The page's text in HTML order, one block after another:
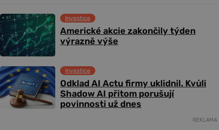
Americké akcie zakončily týden
výrazně výše
Investice
Odklad AI Actu firmy uklidnil. Kvůli
Shadow AI přitom porušují
povinnosti už dnes
Investice
REKLAMA